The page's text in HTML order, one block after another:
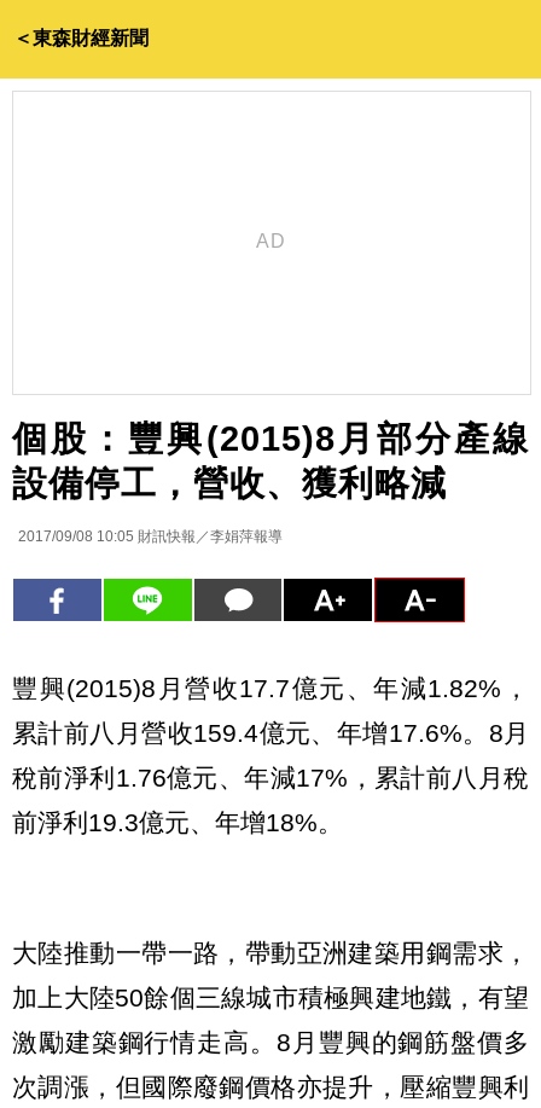
＜東森財經新聞
個股：豐興(2015)8月部分產線
設備停工，營收、獲利略減
2017/09/08 10:05 財訊快報／李娟萍報導
豐興(2015)8月營收17.7億元、年減1.82%，
累計前八月營收159.4億元、年增17.6%。8月
稅前淨利1.76億元、年減17%，累計前八月稅
前淨利19.3億元、年增18%。
大陸推動一帶一路，帶動亞洲建築用鋼需求，
加上大陸50餘個三線城市積極興建地鐵，有望
激勵建築鋼行情走高。8月豐興的鋼筋盤價多
次調漲，但國際廢鋼價格亦提升，壓縮豐興利